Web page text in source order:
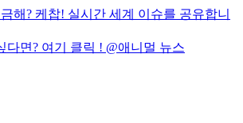
해? 케찹! 실시간 세계 이슈를 공유합니
다면? 여기 클릭 ! @애니멀 뉴스